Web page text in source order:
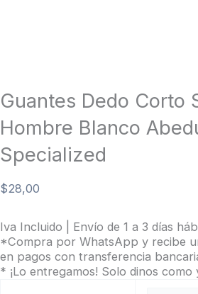
Guantes Dedo Corto
Hombre Blanco
Specialized
$28,00
Iva Incluido | Envío de 1 a 3 días
*Compra por WhatsApp y recibe
en pagos con transferencia
* ¡Lo entregamos! Solo dinos como